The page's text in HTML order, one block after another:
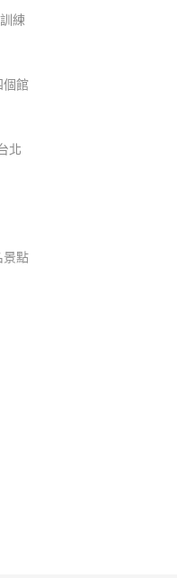
練
館
北
景點